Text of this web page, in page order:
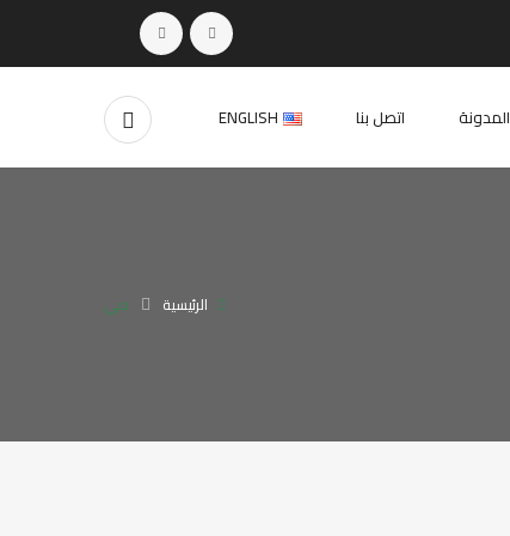
المدونة اتصل بنا ENGLISH
الرئيسية دبي